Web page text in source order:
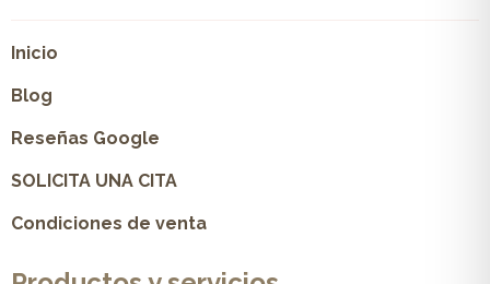
Inicio
Blog
Reseñas Google
SOLICITA UNA CITA
Condiciones de venta